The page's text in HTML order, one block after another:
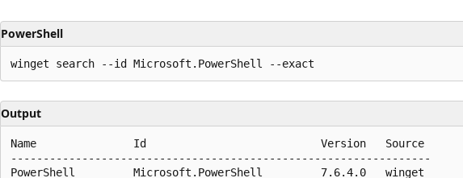
PowerShell
Output
Name               Id                           Version   Source
-----------------------------------------------------------------